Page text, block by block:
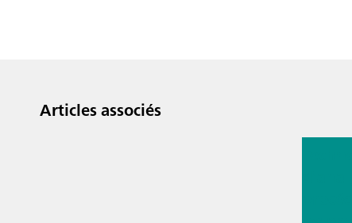
Articles associés